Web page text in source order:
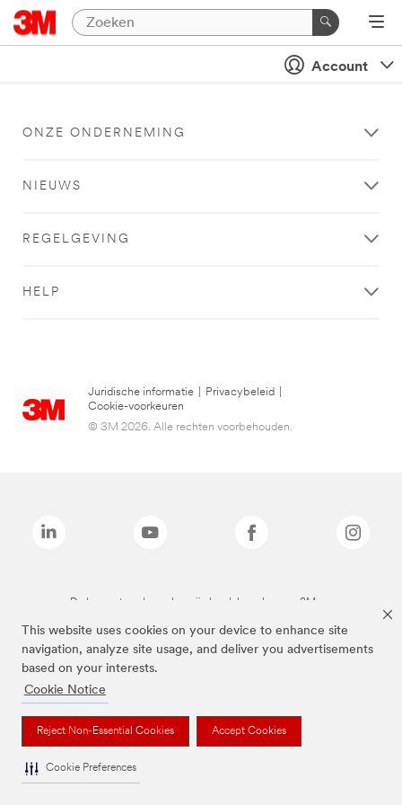
This website uses cookies on your device to enhance site
navigation, analyze site usage, and deliver you advertisements
based on your interests.
Cookie Notice
Reject Non-Essential Cookies Accept Cookies
Cookie Preferences
Account
ONZE ONDERNEMING
NIEUWS
REGELGEVING
HELP
Juridische informatie Privacybeleid
Cookie-voorkeuren
© 3M 2026. Alle rechten voorbehouden.
De bovenstaande merken zijn handelsmerken van 3M.we